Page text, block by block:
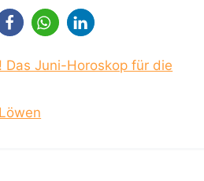
Das Juni-Horoskop für die